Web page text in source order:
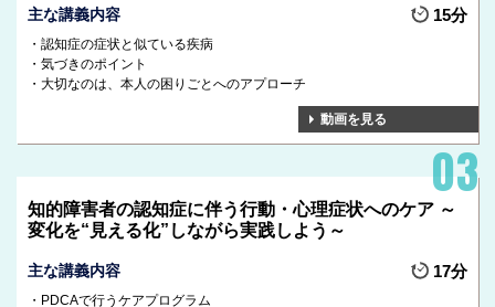
主な講義内容 15分
認知症の症状と似ている疾病
気づきのポイント
大切なのは、本人の困りごとへのアプローチ
動画を見る
知的障害者の認知症に伴う行動・心理症状へのケア ～
変化を“見える化”しながら実践しよう～
主な講義内容 17分
PDCAで行うケアプログラム